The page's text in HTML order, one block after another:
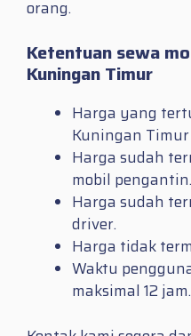
orang.
Ketentuan sewa
Kuningan Timur
Harga yang
Kuningan
Harga sudah
mobil pengantin.
Harga sudah
driver.
Harga tidak
Waktu
maksimal 12 jam.